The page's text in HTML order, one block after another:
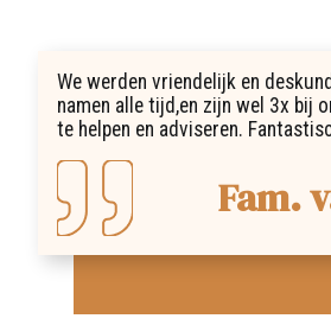
We werden vriendelijk en
namen alle tijd,en zijn wel 3x bij
te helpen en adviseren.
Fam.